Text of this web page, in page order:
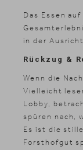
Das Essen
in der
Rückzug &
Wenn die
Vielleicht
Lobby,
spüren nach,
Es ist die
Forsthofgut